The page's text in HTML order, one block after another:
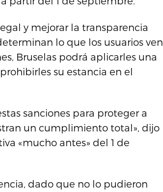
y mejorar la transparencia
lo que los usuarios ven
Bruselas podrá aplicarles una
su estancia en el
sanciones para proteger a
un cumplimiento total», dijo
«mucho antes» del 1 de
dado que no lo pudieron